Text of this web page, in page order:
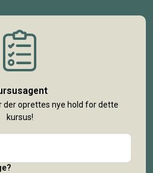
der oprettes nye hold for dette
kursus!